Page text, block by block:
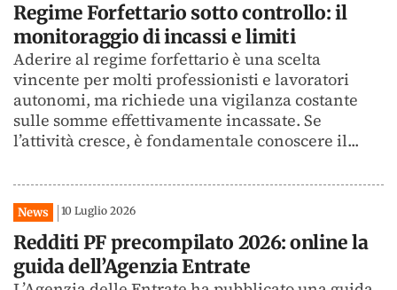
Regime Forfettario sotto controllo: il
monitoraggio di incassi e limiti
Aderire al regime forfettario è una scelta
vincente per molti professionisti e lavoratori
autonomi, ma richiede una vigilanza costante
sulle somme effettivamente incassate. Se
l’attività cresce, è fondamentale conoscere il...
News 10 Luglio 2026
Redditi PF precompilato 2026: online la
guida dell’Agenzia Entrate